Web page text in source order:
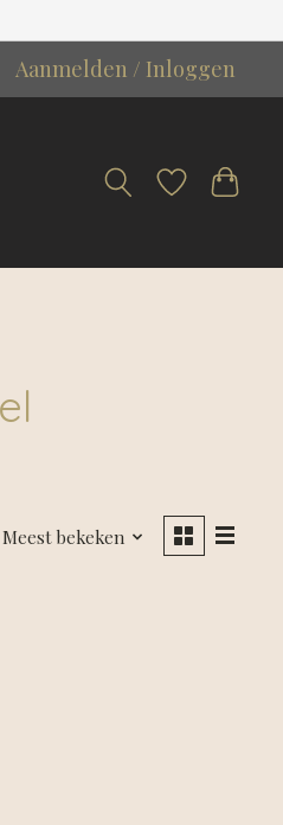
Aanmelden / Inloggen
Meest bekeken